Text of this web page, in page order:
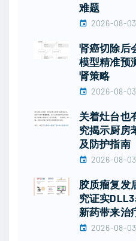
难题
2026-08-03
肾癌切除后
模型精准预
肾策略
2026-08-03
关着灶台也
究揭示厨房
及防护指南
2026-08-03
胶质瘤复发
究证实
新药带来治
2026-08-03